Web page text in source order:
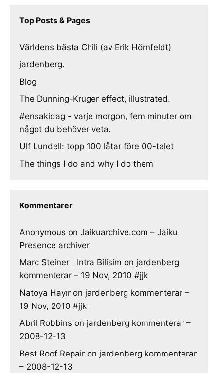
Top Posts & Pages
Världens bästa Chili (av Erik Hörnfeldt)
jardenberg.
Blog
The Dunning-Kruger effect, illustrated.
#ensakidag - varje morgon, fem minuter om
något du behöver veta.
Ulf Lundell: topp 100 låtar före 00-talet
The things I do and why I do them
Kommentarer
Anonymous on Jaikuarchive.com – Jaiku
Presence archiver
Marc Steiner | Intra Bilisim on jardenberg
kommenterar – 19 Nov, 2010 #jjk
Natoya Hayır on jardenberg kommenterar –
19 Nov, 2010 #jjk
Abril Robbins on jardenberg kommenterar –
2008-12-13
Best Roof Repair on jardenberg kommenterar
– 2008-12-13